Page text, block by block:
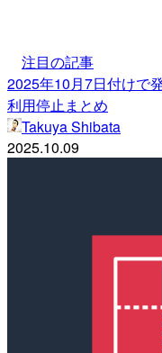
注目の記事
2025年10月7日付けで
利用停止まとめ
Takuya Shibata
2025.10.09